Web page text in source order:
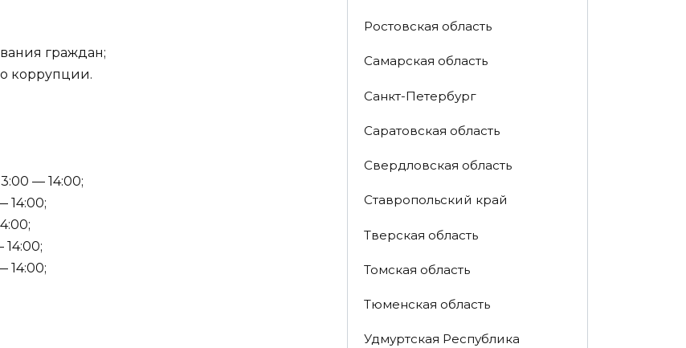
граждан;
коррупции.
— 14:00;
14:00;
14:00;
Ростовская область
Самарская область
Санкт-Петербург
Саратовская область
Свердловская область
Ставропольский край
Тверская область
Томская область
Тюменская область
Удмуртская Республика